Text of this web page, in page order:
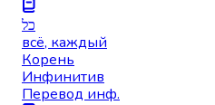
כל
всё, каждый
Корень
Инфинитив
Перевод инф.